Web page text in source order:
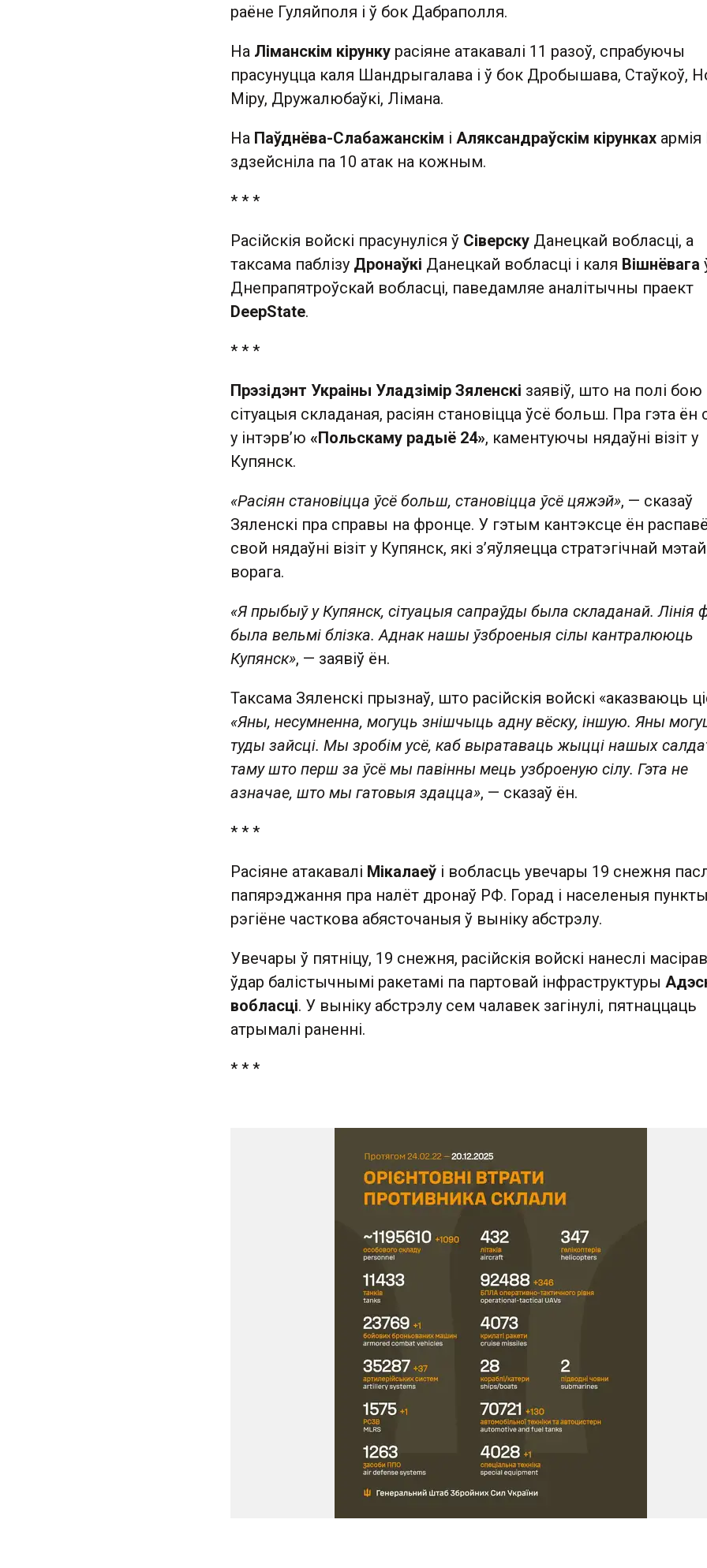
раёне Гуляйполя і ў бок Дабраполля.
На Ліманскім кірунку расіяне атакавалі 11 разоў, спрабуючы
прасунуцца каля Шандрыгалава і ў бок Дробышава, Стаўкоў,
Міру, Дружалюбаўкі, Лімана.
На Паўднёва-Слабажанскім і Аляксандраўскім кірунках
здзейсніла па 10 атак на кожным.
* * *
Расійскія войскі прасунуліся ў Сіверску Данецкай вобласці, а
таксама паблізу Дронаўкі Данецкай вобласці і каля Вішнёвага
Днепрапятроўскай вобласці, паведамляе аналітычны праект
DeepState.
* * *
Прэзідэнт Украіны Уладзімір Зяленскі заявіў, што на полі бою
сітуацыя складаная, расіян становіцца ўсё больш. Пра гэта ён
у інтэрв’ю «Польскаму радыё 24», каментуючы нядаўні візіт у
Купянск.
«Расіян становіцца ўсё больш, становіцца ўсё цяжэй», — сказаў
Зяленскі пра справы на фронце. У гэтым кантэксце ён
свой нядаўні візіт у Купянск, які з’яўляецца стратэгічнай мэтай
ворага.
«Я прыбыў у Купянск, сітуацыя сапраўды была складанай. Лінія
была вельмі блізка. Аднак нашы ўзброеныя сілы кантралююць
Купянск», — заявіў ён.
Таксама Зяленскі прызнаў, што расійскія войскі «аказваюць
«Яны, несумненна, могуць знішчыць адну вёску, іншую. Яны
туды зайсці. Мы зробім усё, каб выратаваць жыцці нашых
таму што перш за ўсё мы павінны мець узброеную сілу. Гэта не
азначае, што мы гатовыя здацца», — сказаў ён.
* * *
Расіяне атакавалі Мікалаеў і вобласць увечары 19 снежня
папярэджання пра налёт дронаў РФ. Горад і населеныя
рэгіёне часткова абясточаныя ў выніку абстрэлу.
Увечары ў пятніцу, 19 снежня, расійскія войскі нанеслі
ўдар балістычнымі ракетамі па партовай інфраструктуры
вобласці. У выніку абстрэлу сем чалавек загінулі, пятнаццаць
атрымалі раненні.
* * *